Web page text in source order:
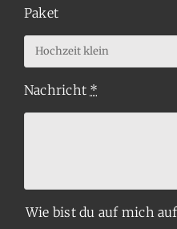
Paket
Nachricht *
Wie bist du auf mich